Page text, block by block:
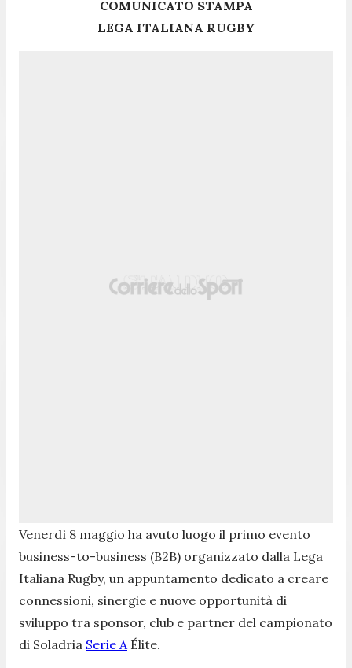
COMUNICATO STAMPA
LEGA ITALIANA RUGBY
Venerdì 8 maggio ha avuto luogo il primo evento
business-to-business (B2B) organizzato dalla Lega
Italiana Rugby, un appuntamento dedicato a creare
connessioni, sinergie e nuove opportunità di
sviluppo tra sponsor, club e partner del campionato
di Soladria Serie A Élite.